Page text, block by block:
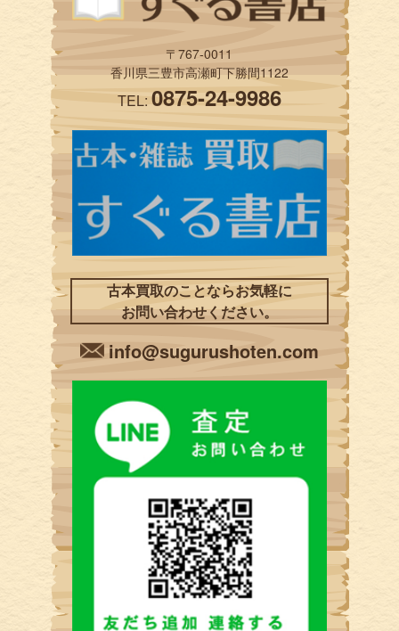
〒767-0011
香川県三豊市高瀬町下勝間1122
TEL:0875-24-9986
古本買取のことならお気軽に
お問い合わせください。
info@sugurushoten.com